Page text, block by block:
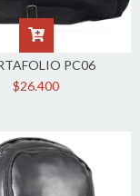
PC06
$26.400